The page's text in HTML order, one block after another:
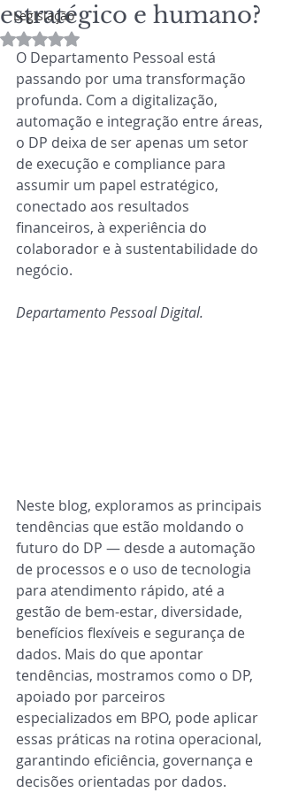
Legislação
estratégico e humano?
Avaliado com NaN de 5 estrelas.
O Departamento Pessoal está
passando por uma transformação
profunda. Com a digitalização,
automação e integração entre áreas,
o DP deixa de ser apenas um setor
de execução e compliance para
assumir um papel estratégico,
conectado aos resultados
financeiros, à experiência do
colaborador e à sustentabilidade do
negócio.
Departamento Pessoal Digital.
Neste blog, exploramos as principais
tendências que estão moldando o
futuro do DP — desde a automação
de processos e o uso de tecnologia
para atendimento rápido, até a
gestão de bem-estar, diversidade,
benefícios flexíveis e segurança de
dados. Mais do que apontar
tendências, mostramos como o DP,
apoiado por parceiros
especializados em BPO, pode aplicar
essas práticas na rotina operacional,
garantindo eficiência, governança e
decisões orientadas por dados.